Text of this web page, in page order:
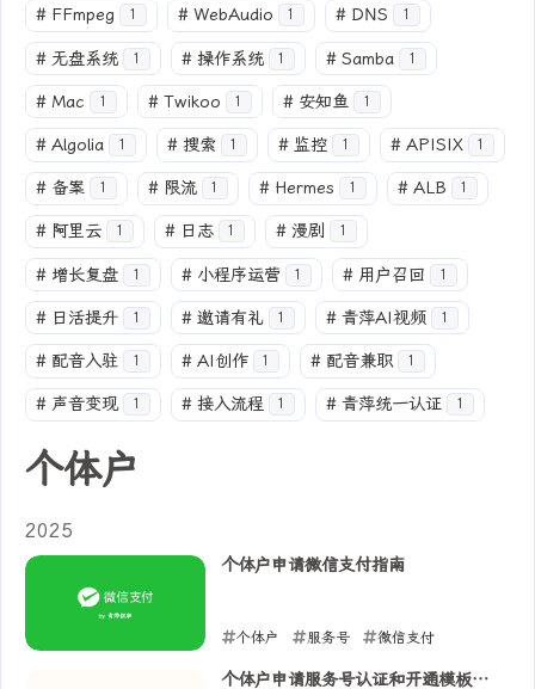
# FFmpeg 1 # WebAudio 1 # DNS 1
# 无盘系统 1 # 操作系统 1 # Samba 1
# Mac 1 # Twikoo 1 # 安知鱼 1
# Algolia 1 # 搜索 1 # 监控 1 # APISIX 1
# 备案 1 # 限流 1 # Hermes 1 # ALB 1
# 阿里云 1 # 日志 1 # 漫剧 1
# 增长复盘 1 # 小程序运营 1 # 用户召回 1
# 日活提升 1 # 邀请有礼 1 # 青萍AI视频 1
# 配音入驻 1 # AI创作 1 # 配音兼职 1
# 声音变现 1 # 接入流程 1 # 青萍统一认证 1
个体户
2025
个体户申请微信支付指南
个体户 服务号 微信支付
2025-06-29
个体户申请服务号认证和开通模板消